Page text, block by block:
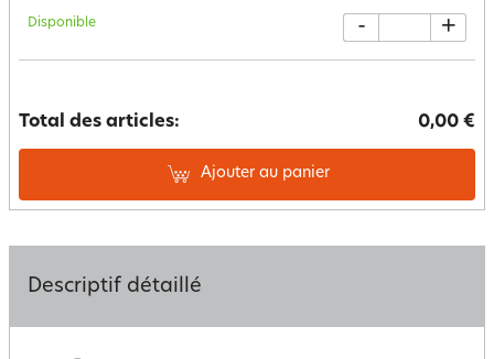
Disponible - +
Total des articles: 0,00 €
Ajouter au panier
Descriptif détaillé